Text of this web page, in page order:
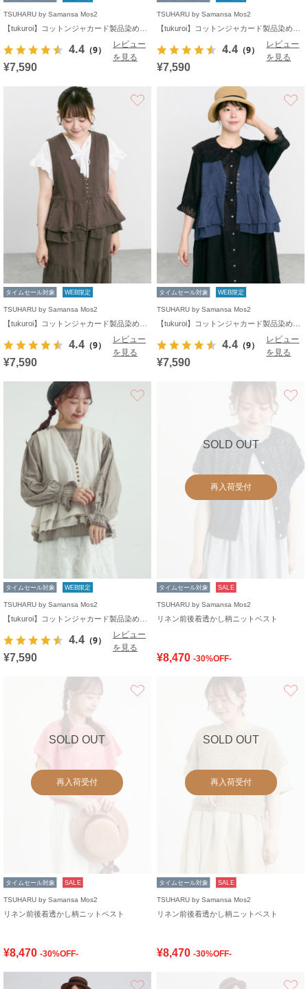
TSUHARU by Samansa Mos2
4.4 （9）
レビュー
を見る
¥7,590
TSUHARU by Samansa Mos2
4.4 （9）
レビュー
を見る
¥7,590
タイムセール対象 WEB限定
TSUHARU by Samansa Mos2
4.4 （9）
レビュー
を見る
¥7,590
タイムセール対象 WEB限定
TSUHARU by Samansa Mos2
4.4 （9）
レビュー
を見る
¥7,590
タイムセール対象 WEB限定
TSUHARU by Samansa Mos2
4.4 （9）
レビュー
を見る
¥7,590
SOLD OUT
再入荷受付
タイムセール対象 SALE
TSUHARU by Samansa Mos2
リネン前後着透かし柄ニットベスト
¥8,470 -30%OFF-
SOLD OUT
再入荷受付
タイムセール対象 SALE
TSUHARU by Samansa Mos2
リネン前後着透かし柄ニットベスト
¥8,470 -30%OFF-
SOLD OUT
再入荷受付
タイムセール対象 SALE
TSUHARU by Samansa Mos2
リネン前後着透かし柄ニットベスト
¥8,470 -30%OFF-